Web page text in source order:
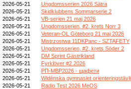
2026-05-21
Ungdomsserien 2026 Sätra
2026-05-21
Skidklubbens Sommarserie 2
2026-05-21
VB-serien 21 maj 2026
2026-05-21
Ungdomsserien, #2, krets Norr 3
2026-05-21
Veteran-OL Göteborg 21 maj 2026
2026-05-21
Mistrzostwa 11DKPanc - SZTAFETY
2026-05-21
Ungdomsserien, #2, krets Söder 2
2026-05-21
DM Sprint Gästrikland
2026-05-21
Fyrklöver #2 2026
2026-05-21
РП-МВР2026 - щафети
2026-05-21
Widénska gymnasiet
2026-05-21
Radio Test 2026 MeOS